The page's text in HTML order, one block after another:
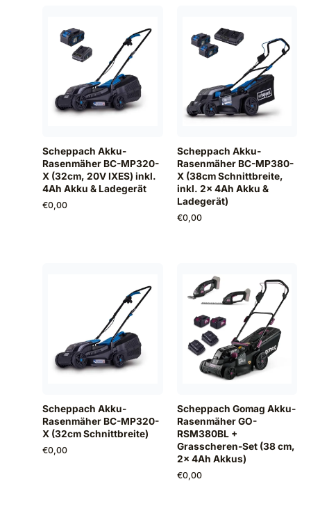
Scheppach Akku-
Rasenmäher BC-MP320-
X (32cm, 20V IXES) inkl.
4Ah Akku & Ladegerät
€0,00
Scheppach Akku-
Rasenmäher BC-MP380-
X (38cm Schnittbreite,
inkl. 2x 4Ah Akku &
Ladegerät)
€0,00
Scheppach Akku-
Rasenmäher BC-MP320-
X (32cm Schnittbreite)
€0,00
Scheppach Gomag Akku-
Rasenmäher GO-
RSM380BL +
Grasscheren-Set (38 cm,
2x 4Ah Akkus)
€0,00